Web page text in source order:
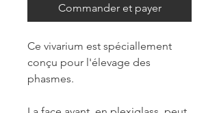
Commander et payer
Ce vivarium est spéciallement
conçu pour l'élevage des
phasmes.